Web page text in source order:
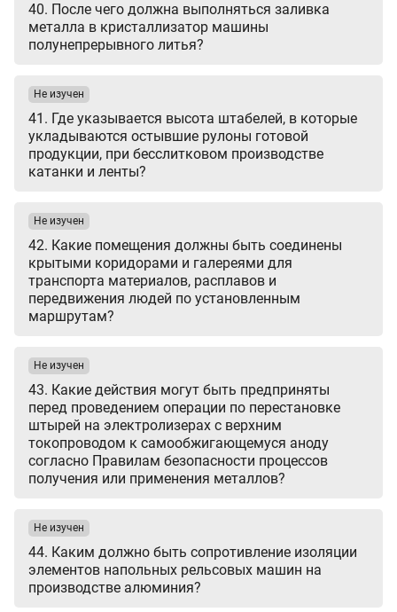
40. После чего должна выполняться заливка
металла в кристаллизатор машины
полунепрерывного литья?
41. Где указывается высота штабелей, в которые
укладываются остывшие рулоны готовой
продукции, при бесслитковом производстве
катанки и ленты?
Не изучен
42. Какие помещения должны быть соединены
крытыми коридорами и галереями для
транспорта материалов, расплавов и
передвижения людей по установленным
маршрутам?
Не изучен
43. Какие действия могут быть предприняты
перед проведением операции по перестановке
штырей на электролизерах с верхним
токопроводом к самообжигающемуся аноду
согласно Правилам безопасности процессов
получения или применения металлов?
Не изучен
44. Каким должно быть сопротивление изоляции
элементов напольных рельсовых машин на
производстве алюминия?
Не изучен